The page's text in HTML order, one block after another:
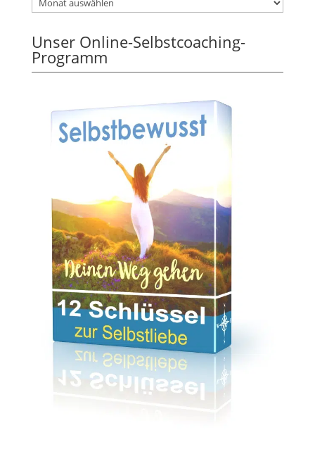
Unser Online-Selbstcoaching-
Programm